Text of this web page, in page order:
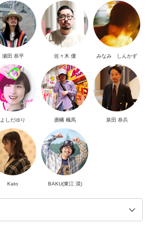
瀬田 恭平 佐々木 優 みなみ しんかず
よしだゆり 廣幡 楓馬 泉田 恭兵
Kato BAKU(東江 漠)